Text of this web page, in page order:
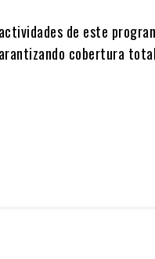
de este
cobertura